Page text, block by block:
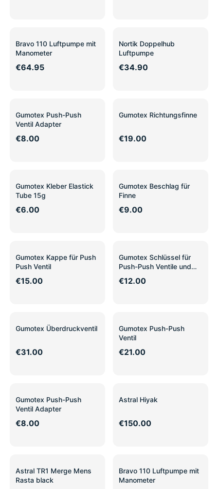
Bravo 110 Luftpumpe mit
Manometer
€64.95
Nortik Doppelhub
Luftpumpe
€34.90
Gumotex Push-Push
Ventil Adapter
€8.00
Gumotex Richtungsfinne
€19.00
Gumotex Kleber Elastick
Tube 15g
€6.00
Gumotex Beschlag für
Finne
€9.00
Gumotex Kappe für Push
Push Ventil
€15.00
Gumotex Schlüssel für
Push-Push Ventile und
€12.00
Gumotex Überdruckventil
€31.00
Gumotex Push-Push
Ventil
€21.00
Gumotex Push-Push
Ventil Adapter
€8.00
Astral Hiyak
€150.00
Astral TR1 Merge Mens
Rasta black
Bravo 110 Luftpumpe mit
Manometer